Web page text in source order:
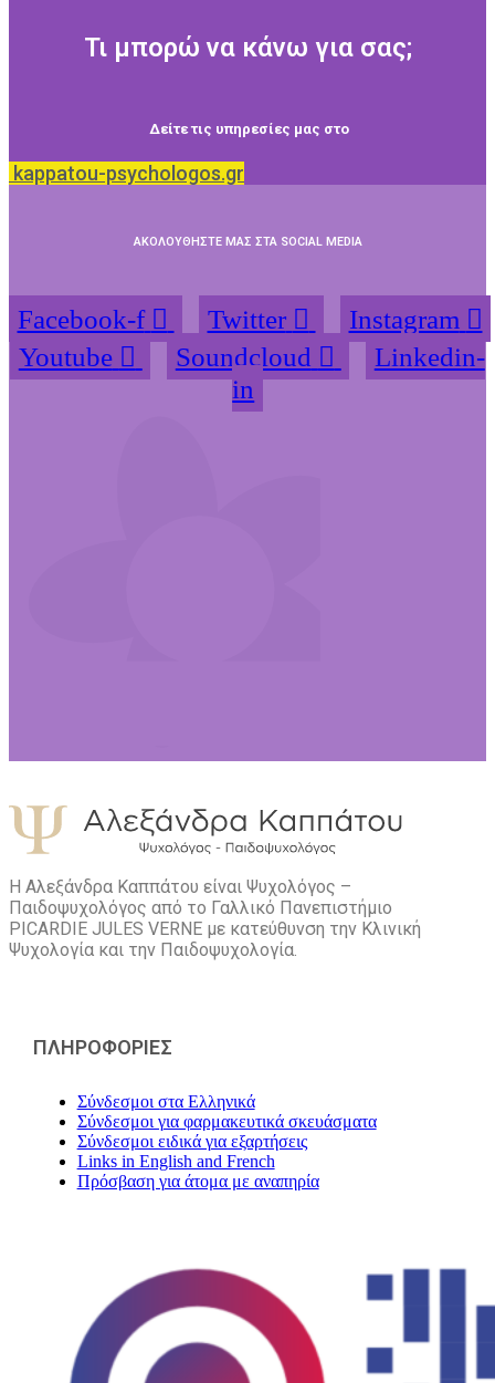
Τι μπορώ να κάνω για σας;
Δείτε τις υπηρεσίες μας στο
kappatou-psychologos.gr
ΑΚΟΛΟΥΘΗΣΤΕ ΜΑΣ ΣΤΑ SOCIAL MEDIA
Facebook-f Twitter
Instagram
Youtube
Soundcloud
Linkedin-
in
Η Αλεξάνδρα Καππάτου είναι Ψυχολόγος –
Παιδοψυχολόγος από το Γαλλικό Πανεπιστήμιο
PICARDIE JULES VERNE με κατεύθυνση την Kλινική
Ψυχολογία και την Παιδοψυχολογία.
ΠΛΗΡΟΦΟΡΙΕΣ
Σύνδεσμοι στα Ελληνικά
Σύνδεσμοι για φαρμακευτικά σκευάσματα
Σύνδεσμοι ειδικά για εξαρτήσεις
Links in English and French
Πρόσβαση για άτομα με αναπηρία